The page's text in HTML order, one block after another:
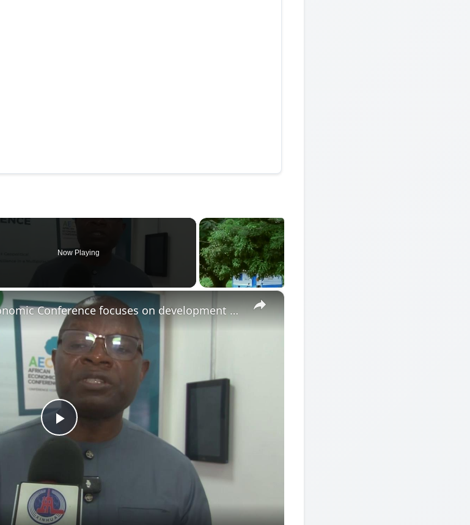
Now Playing
×
Play
Video
Cote d'Ivoire: African Economic Conference focuses on development opportunities in multipolar world.